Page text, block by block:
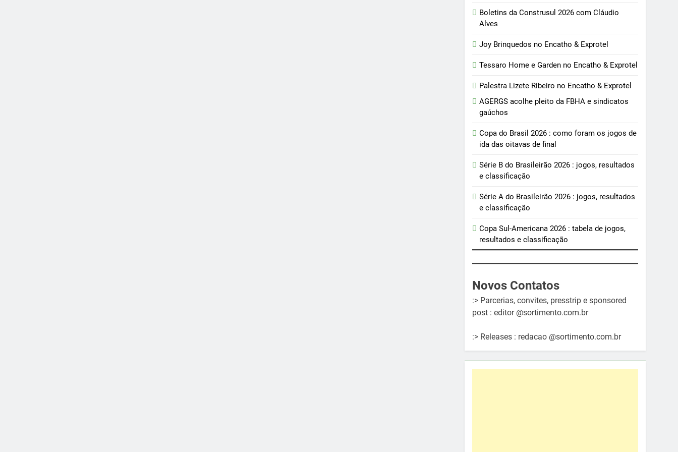
Boletins da Construsul 2026 com Cláudio
Alves
Joy Brinquedos no Encatho & Exprotel
Tessaro Home e Garden no Encatho & Exprotel
Palestra Lizete Ribeiro no Encatho & Exprotel
AGERGS acolhe pleito da FBHA e sindicatos
gaúchos
Copa do Brasil 2026 : como foram os jogos de
ida das oitavas de final
Série B do Brasileirão 2026 : jogos, resultados
e classificação
Série A do Brasileirão 2026 : jogos, resultados
e classificação
Copa Sul-Americana 2026 : tabela de jogos,
resultados e classificação
Novos Contatos
:> Parcerias, convites, presstrip e sponsored
post : editor @sortimento.com.br
:> Releases : redacao @sortimento.com.br